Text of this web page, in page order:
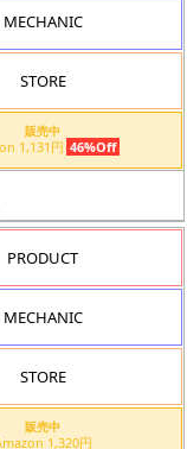
MECHANIC
STORE
販売中
Amazon 1,131円 46%Off
PRODUCT
MECHANIC
STORE
販売中
Amazon 1,320円